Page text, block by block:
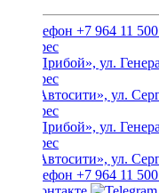
+7 964 11 500
ТЦ «Прибой», ул.
ТЦ «Автосити», ул.
ТЦ «Прибой», ул.
ТЦ «Автосити», ул.
+7 964 11 500